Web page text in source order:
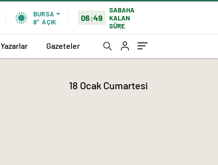
BURSA
8° AÇIK 06:49
SABAHA
KALAN
SÜRE
Yazarlar Gazeteler
18 Ocak Cumartesi